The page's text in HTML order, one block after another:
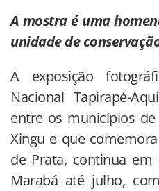
A mostra é uma
unidade de
A exposição
Nacional Tapirapé-
entre os municípios
Xingu e que
de Prata, continua
Marabá até julho,